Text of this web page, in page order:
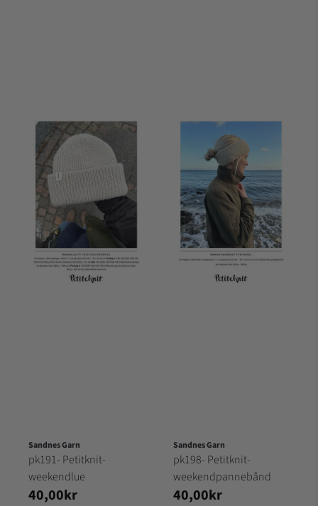
Sandnes Garn
pk191- Petitknit-
weekendlue
40,00kr
Sandnes Garn
pk198- Petitknit-
weekendpannebånd
40,00kr